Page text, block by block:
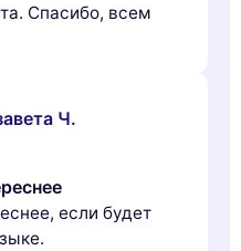
Спасибо, всем
Ч.
если будет